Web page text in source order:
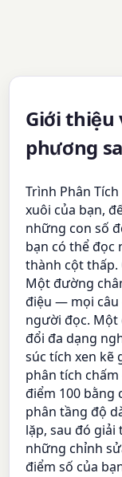
Giới thiệu
phương
Trình Phân
xuôi của bạn,
những con số
bạn có thể đọc
thành cột thấp.
Một đường
điệu — mọi câu
người đọc.
đổi đa dạng
súc tích xen kẽ
phân tích
điểm 100 bằng
phân tầng độ
lặp, sau đó
những chỉnh
điểm số của